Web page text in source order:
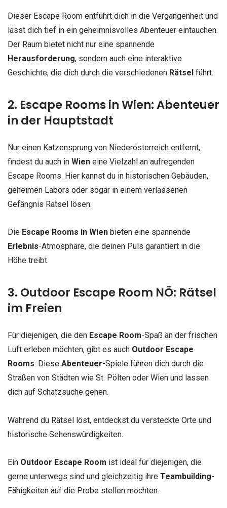
Dieser Escape Room entführt dich in die Vergangenheit und
lässt dich tief in ein geheimnisvolles Abenteuer eintauchen.
Der Raum bietet nicht nur eine spannende
Herausforderung, sondern auch eine interaktive
Geschichte, die dich durch die verschiedenen Rätsel führt.
2. Escape Rooms in Wien: Abenteuer
in der Hauptstadt
Nur einen Katzensprung von Niederösterreich entfernt,
findest du auch in Wien eine Vielzahl an aufregenden
Escape Rooms. Hier kannst du in historischen Gebäuden,
geheimen Labors oder sogar in einem verlassenen
Gefängnis Rätsel lösen.
Die Escape Rooms in Wien bieten eine spannende
Erlebnis-Atmosphäre, die deinen Puls garantiert in die
Höhe treibt.
3. Outdoor Escape Room NÖ: Rätsel
im Freien
Für diejenigen, die den Escape Room-Spaß an der frischen
Luft erleben möchten, gibt es auch Outdoor Escape
Rooms. Diese Abenteuer-Spiele führen dich durch die
Straßen von Städten wie St. Pölten oder Wien und lassen
dich auf Schatzsuche gehen.
Während du Rätsel löst, entdeckst du versteckte Orte und
historische Sehenswürdigkeiten.
Ein Outdoor Escape Room ist ideal für diejenigen, die
gerne unterwegs sind und gleichzeitig ihre Teambuilding-
Fähigkeiten auf die Probe stellen möchten.